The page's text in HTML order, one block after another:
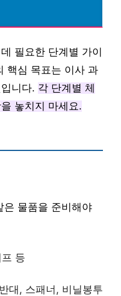
필요한 단계별 가이
핵심 목표는 이사 과
니다. 각 단계별 체
놓치지 마세요.
은 물품을 준비해야
등
대, 스패너, 비닐봉투